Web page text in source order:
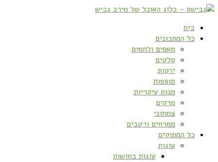
בית
כל המתכונים
מאפים ולחמים
סלטים
ירקות
תוספות
מנות עיקריות
מרקים
צמחוני
ממרחים ורטבים
כל המתוקים
עוגות
עוגות בחושות